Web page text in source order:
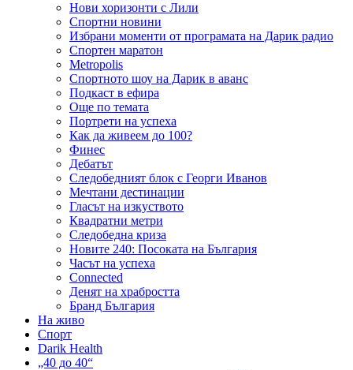
Нови хоризонти с Лили
Спортни новини
Избрани моменти от програмата на Дарик радио
Спортен маратон
Metropolis
Спортното шоу на Дарик в аванс
Подкаст в ефира
Още по темата
Портрети на успеха
Как да живеем до 100?
Финес
Дебатът
Следобедният блок с Георги Иванов
Мечтани дестинации
Гласът на изкуството
Квадратни метри
Следобедна криза
Новите 240: Посоката на България
Часът на успеха
Connected
Денят на храбростта
Бранд България
На живо
Спорт
Darik Health
„40 до 40“